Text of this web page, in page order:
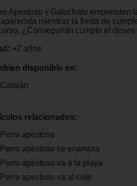
Apestoso y Gatochato emprenden
mientras la fiesta de
¿Conseguirán cumplir el deseo
+7 años
disponible en:
Catalán
relacionados:
Perro apestoso
Perro apestoso se enamora
Perro apestoso va a la playa
Perro apestoso va al cole